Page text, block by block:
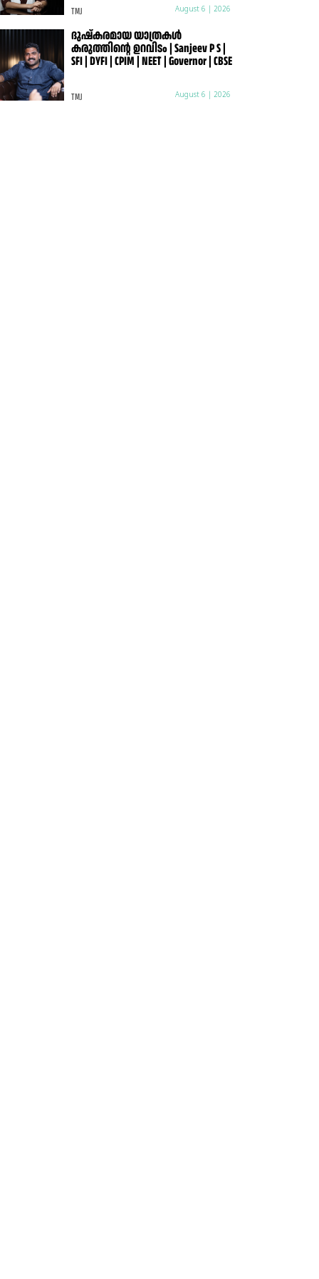
TMJ August 6 | 2026
ദുഷ്കരമായ യാത്രകൾ
കരുത്തിന്റെ ഉറവിടം | Sanjeev P S |
SFI | DYFI | CPIM | NEET | Governor | CBSE
TMJ August 6 | 2026